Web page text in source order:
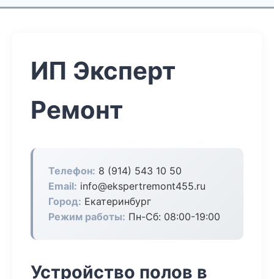
ИП Эксперт
Ремонт
Телефон: 8 (914) 543 10 50
Email: info@ekspertremont455.ru
Город: Екатеринбург
Режим работы: Пн-Сб: 08:00-19:00
Устройство полов в